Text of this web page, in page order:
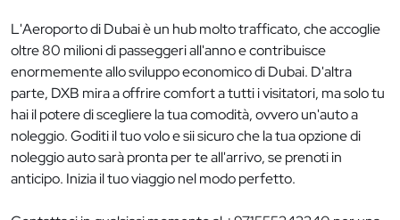
L'Aeroporto di Dubai è un hub molto trafficato, che accoglie
oltre 80 milioni di passeggeri all'anno e contribuisce
enormemente allo sviluppo economico di Dubai. D'altra
parte, DXB mira a offrire comfort a tutti i visitatori, ma solo tu
hai il potere di scegliere la tua comodità, ovvero un'auto a
noleggio. Goditi il tuo volo e sii sicuro che la tua opzione di
noleggio auto sarà pronta per te all'arrivo, se prenoti in
anticipo. Inizia il tuo viaggio nel modo perfetto.